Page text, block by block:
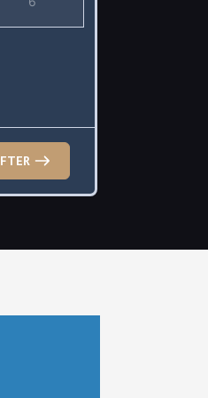
åt mig! Jag har själv svårt